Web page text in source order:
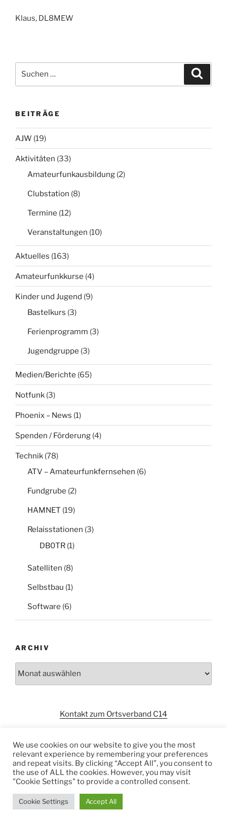
Klaus, DL8MEW
nach:
BEITRÄGE
AJW (19)
Aktivitäten (33)
Amateurfunkausbildung (2)
Clubstation (8)
Termine (12)
Veranstaltungen (10)
Aktuelles (163)
Amateurfunkkurse (4)
Kinder und Jugend (9)
Bastelkurs (3)
Ferienprogramm (3)
Jugendgruppe (3)
Medien/Berichte (65)
Notfunk (3)
Phoenix – News (1)
Spenden / Förderung (4)
Technik (78)
ATV – Amateurfunkfernsehen (6)
Fundgrube (2)
HAMNET (19)
Relaisstationen (3)
DB0TR (1)
Satelliten (8)
Selbstbau (1)
Software (6)
ARCHIV
Kontakt zum Ortsverband C14
We use cookies on our website to give you the most
relevant experience by remembering your preferences
and repeat visits. By clicking “Accept All”, you consent to
the use of ALL the cookies. However, you may visit
"Cookie Settings" to provide a controlled consent.
Cookie Settings Accept All